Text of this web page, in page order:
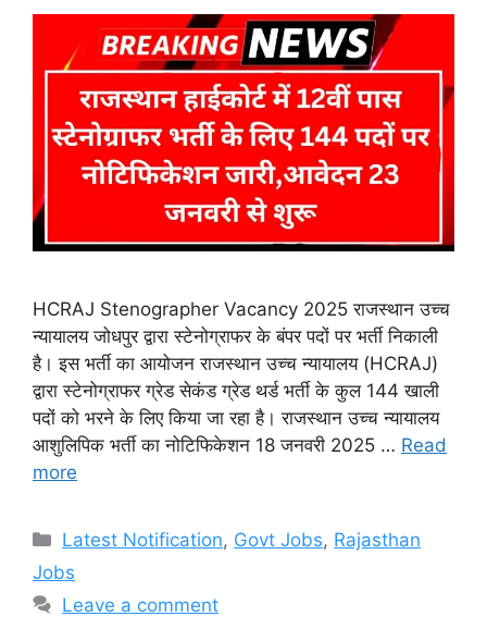
HCRAJ Stenographer Vacancy 2025 राजस्थान उच्च
न्यायालय जोधपुर द्वारा स्टेनोग्राफर के बंपर पदों पर भर्ती निकाली
है। इस भर्ती का आयोजन राजस्थान उच्च न्यायालय (HCRAJ)
द्वारा स्टेनोग्राफर ग्रेड सेकंड ग्रेड थर्ड भर्ती के कुल 144 खाली
पदों को भरने के लिए किया जा रहा है। राजस्थान उच्च न्यायालय
आशुलिपिक भर्ती का नोटिफिकेशन 18 जनवरी 2025 … Read
more
Categories
Latest Notification, Govt Jobs, Rajasthan
Jobs
Leave a comment